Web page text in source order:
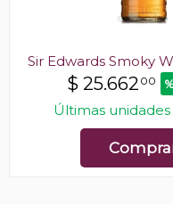
Sir Edwards Smoky
$ 25.662 00
Últimas